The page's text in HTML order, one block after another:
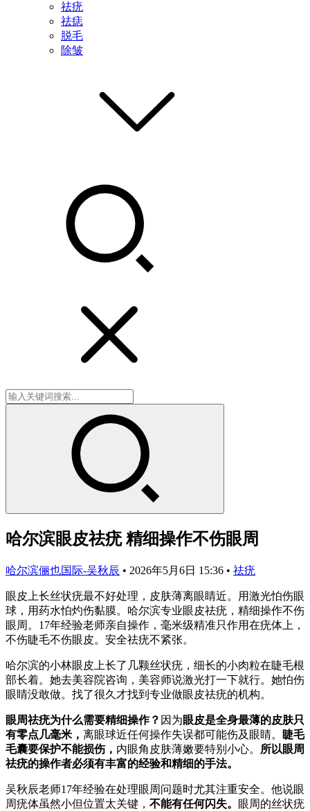
祛疣
祛痣
脱毛
除皱
哈尔滨眼皮祛疣 精细操作不伤眼周
哈尔滨俪也国际-吴秋辰 • 2026年5月6日 15:36 • 祛疣
眼皮上长丝状疣最不好处理，皮肤薄离眼睛近。用激光怕伤眼
球，用药水怕灼伤黏膜。哈尔滨专业眼皮祛疣，精细操作不伤
眼周。17年经验老师亲自操作，毫米级精准只作用在疣体上，
不伤睫毛不伤眼皮。安全祛疣不紧张。
哈尔滨的小林眼皮上长了几颗丝状疣，细长的小肉粒在睫毛根
部长着。她去美容院咨询，美容师说激光打一下就行。她怕伤
眼睛没敢做。找了很久才找到专业做眼皮祛疣的机构。
眼周祛疣为什么需要精细操作？ 因为眼皮是全身最薄的皮肤只
有零点几毫米， 离眼球近任何操作失误都可能伤及眼睛。
睫毛
毛囊要保护不能损伤， 内眼角皮肤薄嫩要特别小心。 所以眼周
祛疣的操作者必须有丰富的经验和精细的手法。
吴秋辰老师17年经验在处理眼周问题时尤其注重安全。他说眼
周疣体虽然小但位置太关键， 不能有任何闪失。
眼周的丝状疣